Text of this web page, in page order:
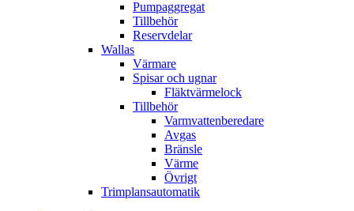
Pumpaggregat
Tillbehör
Reservdelar
Wallas
Värmare
Spisar och ugnar
Fläktvärmelock
Tillbehör
Varmvattenberedare
Avgas
Bränsle
Värme
Övrigt
Trimplansautomatik